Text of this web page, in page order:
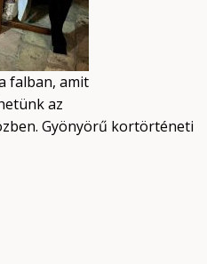
falban, amit
az
Gyönyörű kortörténeti